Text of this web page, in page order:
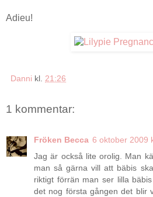
Adieu!
Danni kl. 21:26
1 kommentar:
Fröken Becca 6 oktober 2009
Jag är också lite orolig. Man
man så gärna vill att bäbis
riktigt förrän man ser lilla
det nog första gången det blir